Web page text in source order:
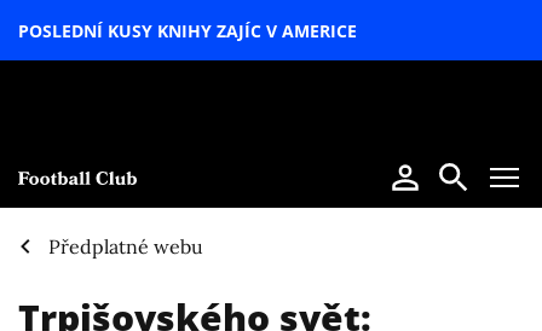
POSLEDNÍ KUSY KNIHY ZAJÍC V AMERICE
Předplatné webu
Trpišovského svět: